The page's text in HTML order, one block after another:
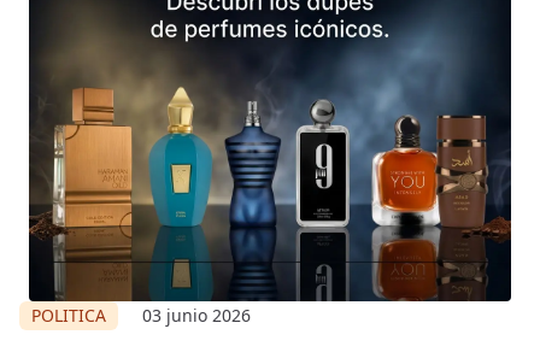
POLITICA 03 junio 2026